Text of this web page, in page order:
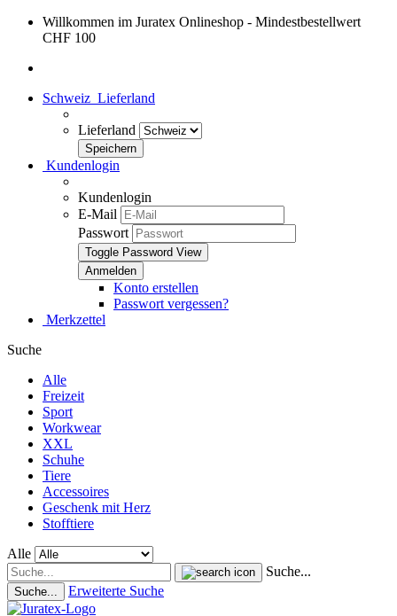
Willkommen im Juratex Onlineshop - Mindestbestellwert
CHF 100
Schweiz Lieferland
Lieferland
Kundenlogin
Kundenlogin
E-Mail
Passwort
Toggle Password View
Konto erstellen
Passwort vergessen?
Merkzettel
Suche
Alle
Freizeit
Sport
Workwear
XXL
Schuhe
Tiere
Accessoires
Geschenk mit Herz
Stofftiere
Alle
Suche...
Suche... Erweiterte Suche